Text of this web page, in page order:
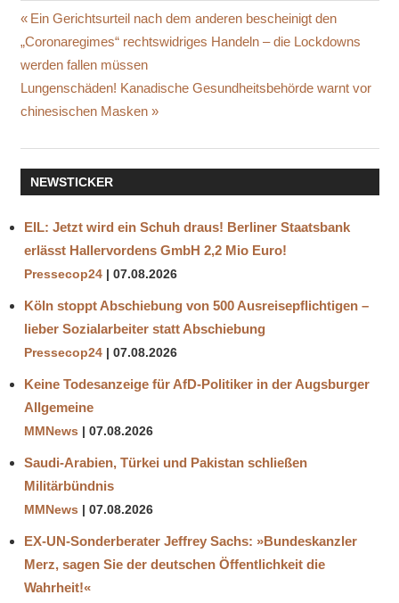
LEBENSMITTELKRISE
REGALE
NAHRUNGSMITTEL
PREISSTEIGERUNGEN
WARENMANGEL
Beitragsnavigation
Vorheriger
Beitrag:
Ein Gerichtsurteil nach dem anderen bescheinigt den
„Coronaregimes“ rechtswidriges Handeln – die Lockdowns
werden fallen müssen
Nächster
Beitrag:
Lungenschäden! Kanadische Gesundheitsbehörde warnt vor
chinesischen Masken
NEWSTICKER
EIL: Jetzt wird ein Schuh draus! Berliner Staatsbank
erlässt Hallervordens GmbH 2,2 Mio Euro!
Pressecop24 07.08.2026
Köln stoppt Abschiebung von 500 Ausreisepflichtigen –
lieber Sozialarbeiter statt Abschiebung
Pressecop24 07.08.2026
Keine Todesanzeige für AfD-Politiker in der Augsburger
Allgemeine
MMNews 07.08.2026
Saudi-Arabien, Türkei und Pakistan schließen
Militärbündnis
MMNews 07.08.2026
EX-UN-Sonderberater Jeffrey Sachs: »Bundeskanzler
Merz, sagen Sie der deutschen Öffentlichkeit die
Wahrheit!«